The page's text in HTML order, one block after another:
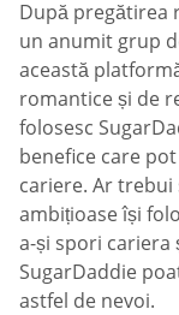
După pregătirea
un anumit grup
această
romantice și de
folosesc
benefice care
cariere. Ar trebui
ambițioase își
a-și spori cariera
SugarDaddie
astfel de nevoi.